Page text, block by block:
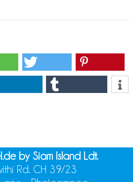
by Siam Island Ldt.
Rd. CH 39/23